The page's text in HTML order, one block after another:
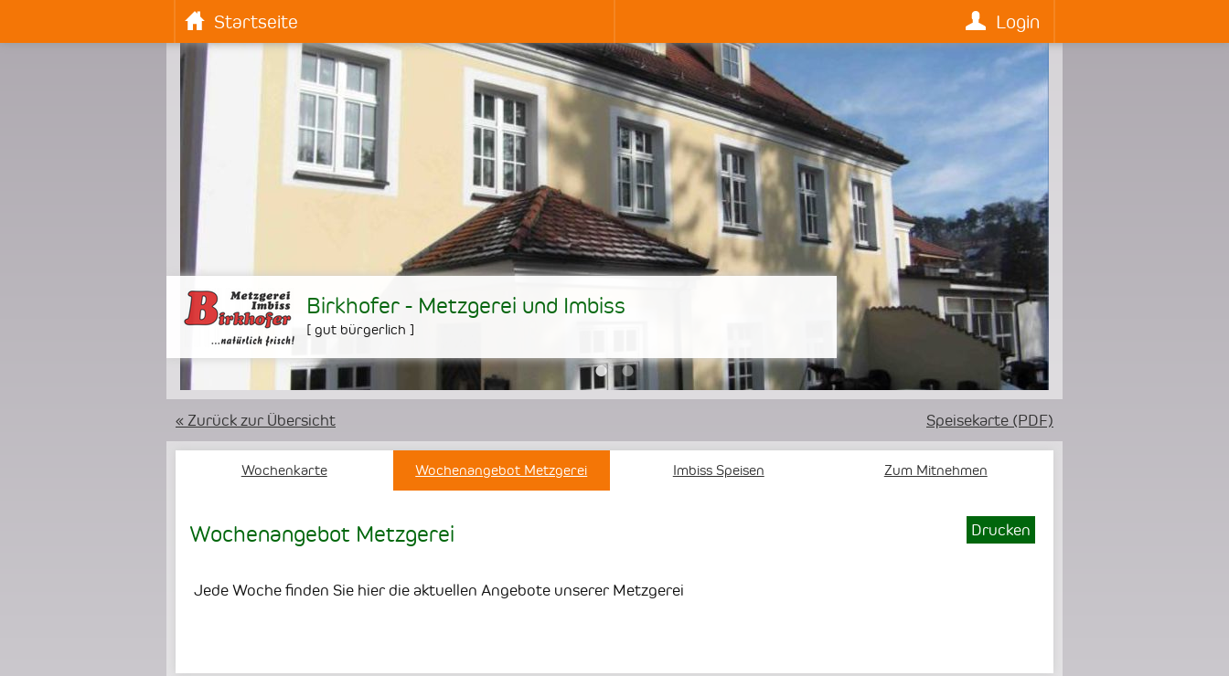
Startseite Login
Birkhofer - Metzgerei und Imbiss
[ gut bürgerlich ]
••
« Zurück zur Übersicht Speisekarte (PDF)
Wochenkarte Wochenangebot Metzgerei Imbiss Speisen Zum Mitnehmen
Drucken
Wochenangebot Metzgerei
Jede Woche finden Sie hier die aktuellen Angebote unserer Metzgerei